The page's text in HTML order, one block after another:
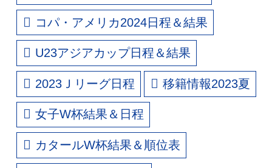
コパ・アメリカ2024日程＆結果
U23アジアカップ日程＆結果
2023Ｊリーグ日程 移籍情報2023夏
女子W杯結果＆日程
カタールW杯結果＆順位表